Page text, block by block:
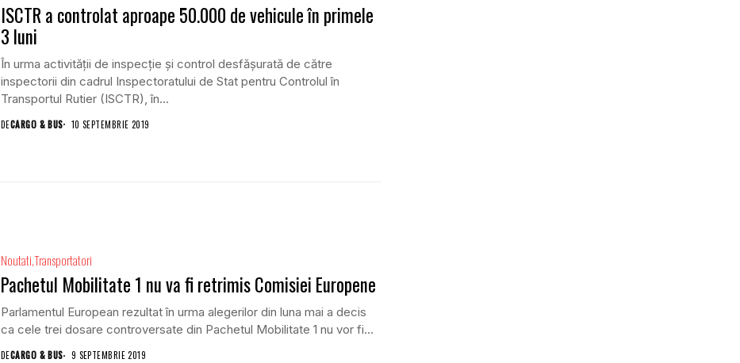
ISCTR a controlat aproape 50.000 de vehicule în primele
3 luni
În urma activității de inspecție și control desfășurată de către
inspectorii din cadrul Inspectoratului de Stat pentru Controlul în
Transportul Rutier (ISCTR), în...
DECARGO & BUS 10 SEPTEMBRIE 2019
NoutatiTransportatori
Pachetul Mobilitate 1 nu va fi retrimis Comisiei Europene
Parlamentul European rezultat în urma alegerilor din luna mai a decis
ca cele trei dosare controversate din Pachetul Mobilitate 1 nu vor fi...
DECARGO & BUS 9 SEPTEMBRIE 2019